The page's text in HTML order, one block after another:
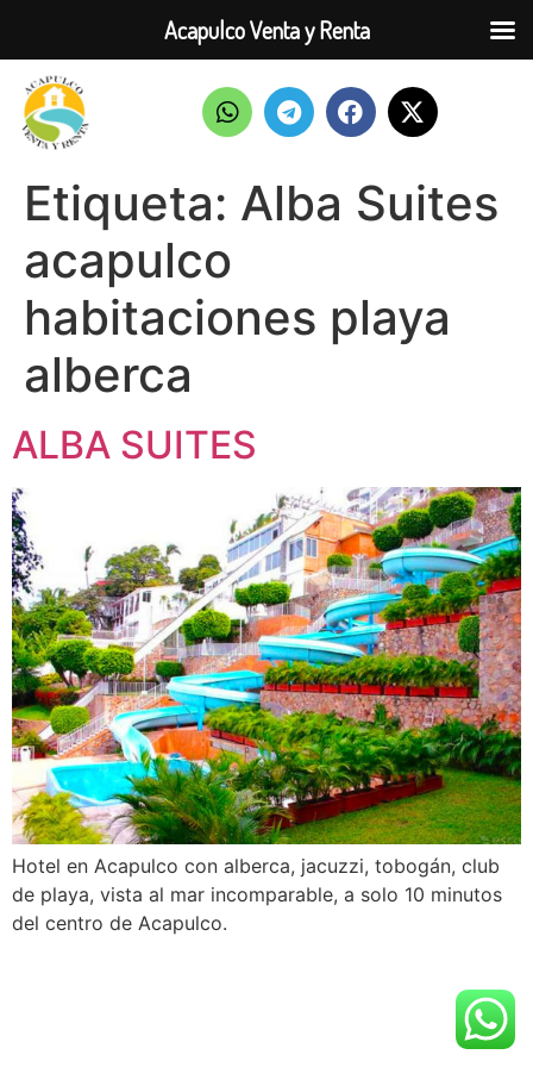
Etiqueta: Alba Suites
acapulco
habitaciones playa
alberca
ALBA SUITES
Hotel en Acapulco con alberca, jacuzzi, tobogán, club
de playa, vista al mar incomparable, a solo 10 minutos
del centro de Acapulco.
Acapulco Venta y Renta